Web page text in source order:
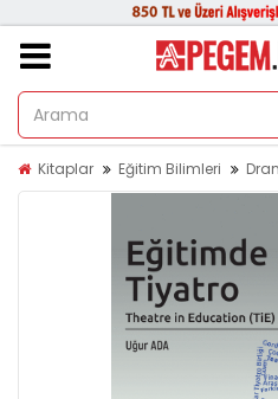
Kitaplar Eğitim Bilimleri